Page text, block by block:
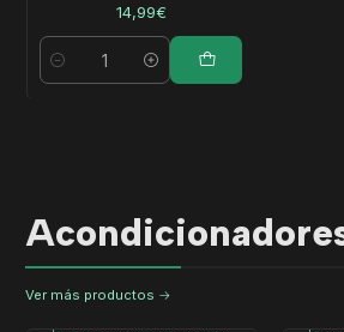
14,99€
Cantidad
Ver más productos